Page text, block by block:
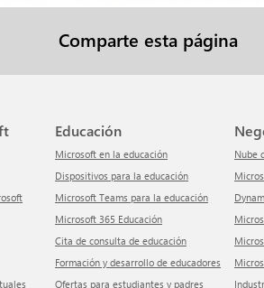
Comparte esta página
Educación
Microsoft en la educación
Dispositivos para la educación
Microsoft Teams para la educación
Microsoft 365 Educación
Cita de consulta de educación
Formación y desarrollo de educadores
Ofertas para estudiantes y padres